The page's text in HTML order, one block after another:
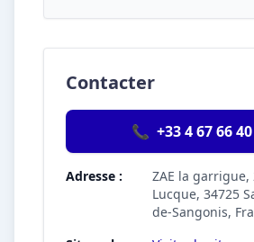
Contacter
📞 +33 4 67 66
Adresse :
ZAE la garrigue,
Lucque, 34725
de-Sangonis,